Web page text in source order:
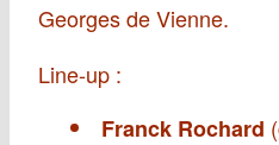
Georges de Vienne.
Line-up :
Franck Rochard